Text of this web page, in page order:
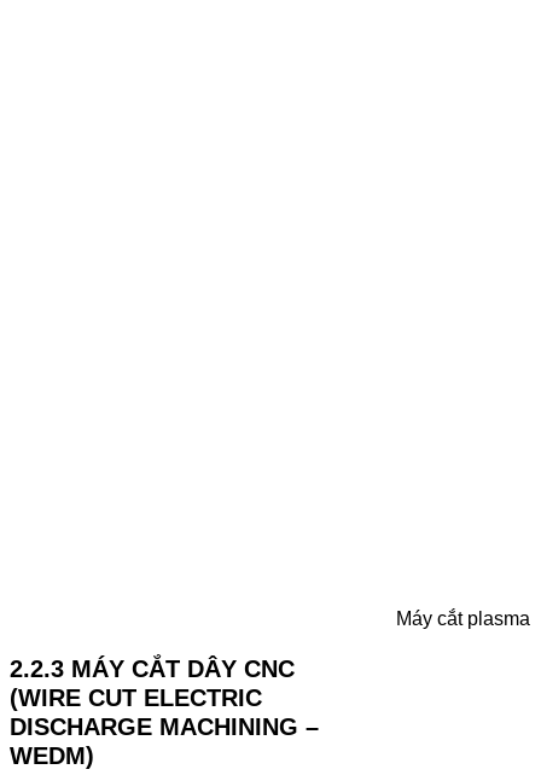
Máy cắt plasma
2.2.3 MÁY CẮT DÂY CNC
(WIRE CUT ELECTRIC
DISCHARGE MACHINING –
WEDM)